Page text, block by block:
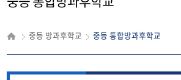
중등 방과후학교 중등 통합방과후학교